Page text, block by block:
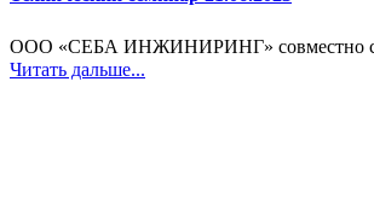
ООО «СЕБА ИНЖИНИРИНГ» совместно
Читать дальше...